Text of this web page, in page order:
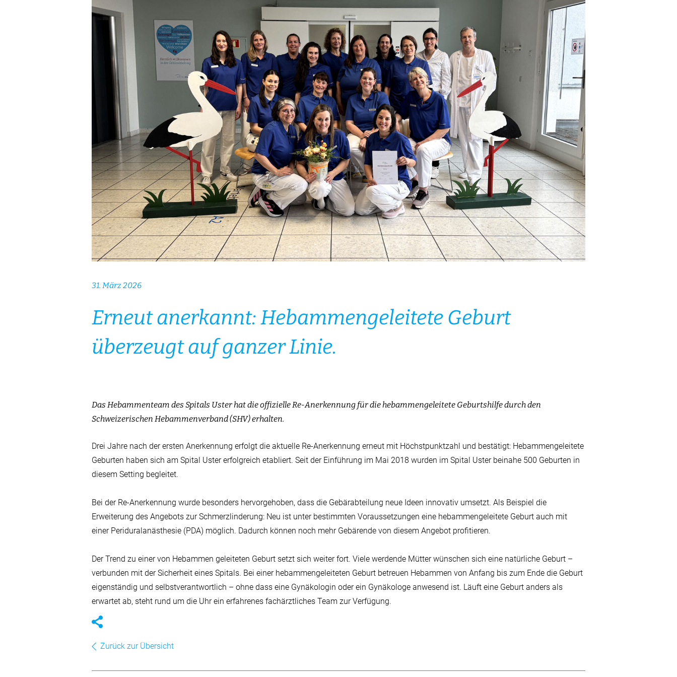
31. März 2026
Erneut anerkannt: Hebammengeleitete Geburt
überzeugt auf ganzer Linie.
Das Hebammenteam des Spitals Uster hat die offizielle Re-Anerkennung für die hebammengeleitete Geburtshilfe durch den
Schweizerischen Hebammenverband (SHV) erhalten.
Drei Jahre nach der ersten Anerkennung erfolgt die aktuelle Re-Anerkennung erneut mit Höchstpunktzahl und bestätigt: Hebammengeleitete
Geburten haben sich am Spital Uster erfolgreich etabliert. Seit der Einführung im Mai 2018 wurden im Spital Uster beinahe 500 Geburten in
diesem Setting begleitet.
Bei der Re-Anerkennung wurde besonders hervorgehoben, dass die Gebärabteilung neue Ideen innovativ umsetzt. Als Beispiel die
Erweiterung des Angebots zur Schmerzlinderung: Neu ist unter bestimmten Voraussetzungen eine hebammengeleitete Geburt auch mit
einer Periduralanästhesie (PDA) möglich. Dadurch können noch mehr Gebärende von diesem Angebot profitieren.
Der Trend zu einer von Hebammen geleiteten Geburt setzt sich weiter fort. Viele werdende Mütter wünschen sich eine natürliche Geburt –
verbunden mit der Sicherheit eines Spitals. Bei einer hebammengeleiteten Geburt betreuen Hebammen von Anfang bis zum Ende die Geburt
eigenständig und selbstverantwortlich – ohne dass eine Gynäkologin oder ein Gynäkologe anwesend ist. Läuft eine Geburt anders als
erwartet ab, steht rund um die Uhr ein erfahrenes fachärztliches Team zur Verfügung.
Zurück zur Übersicht
Leitbild
Downloadcenter
Geschichte
Partner
Aktuelles
Veranstaltungen und Fortbildungen